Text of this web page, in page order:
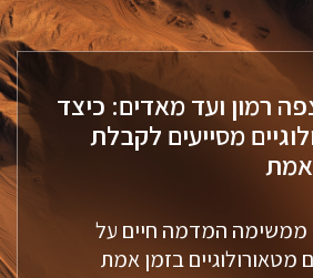
רמון ועד מאדים: כיצד
מסייעים לקבלת
אמת
המדמה חיים על
מטאורולוגיים בזמן אמת